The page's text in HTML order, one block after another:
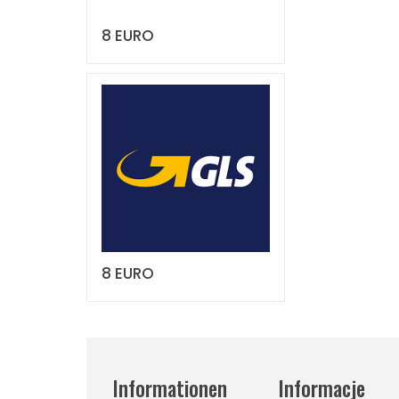
8 EURO
8 EURO
Informationen Informacje